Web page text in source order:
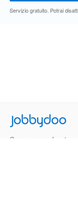
Servizio gratuito. Potrai
Jobbydoo
Cerca per professione